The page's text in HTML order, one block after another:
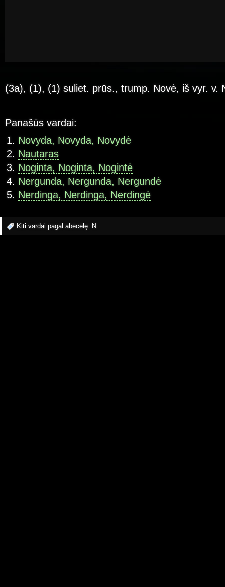
(3a), (1), (1) suliet. prūs., trump. Novė, iš vyr. v.
Panašūs vardai:
Novyda, Novyda, Novydė
Nautaras
Noginta, Noginta, Nogintė
Nergunda, Nergunda, Nergundė
Nerdinga, Nerdinga, Nerdingė
Kiti vardai pagal abėcėlę: N